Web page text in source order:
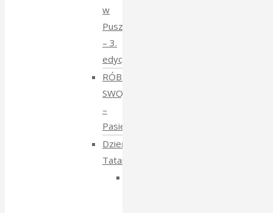
w
Puszczy
– 3.
edycja
RÓBMY
SWOJE
–
Pasieki
Dzień
Tatarski